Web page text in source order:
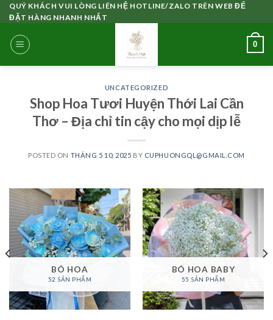
Skip
to
content
QUÝ KHÁCH VUI LÒNG LIÊN HỆ HOTLINE/ZALO TRÊN WEB ĐỂ
ĐẶT HÀNG NHANH NHẤT
0
UNCATEGORIZED
Shop Hoa Tươi Huyện Thới Lai Cần
Thơ – Địa chỉ tin cậy cho mọi dịp lễ
POSTED ON THÁNG 5 10, 2025 BY CUPHUONGQL@GMAIL.COM
BÓ HOA
52 SẢN PHẨM
BÓ HOA BABY
55 SẢN PHẨM